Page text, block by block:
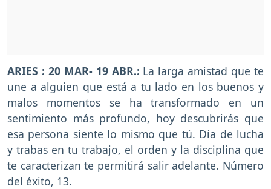
ARIES : 20 MAR- 19 ABR.: La larga amistad que te
une a alguien que está a tu lado en los buenos y
malos momentos se ha transformado en un
sentimiento más profundo, hoy descubrirás que
esa persona siente lo mismo que tú. Día de lucha
y trabas en tu trabajo, el orden y la disciplina que
te caracterizan te permitirá salir adelante. Número
del éxito, 13.